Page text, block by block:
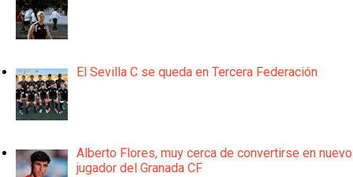
El Sevilla C se queda en Tercera Federación
Alberto Flores, muy cerca de convertirse en nuevo
jugador del Granada CF